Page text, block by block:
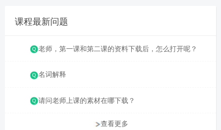
课程最新问题
老师，第一课和第二课的资料下载后，怎么打开呢？
名词解释
请问老师上课的素材在哪下载？
查看更多